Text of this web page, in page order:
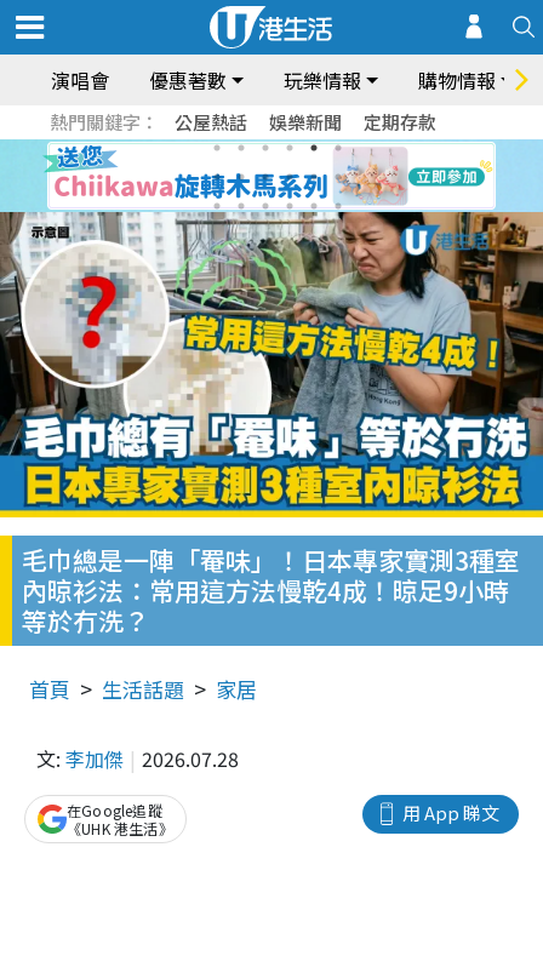
演唱會 優惠著數 玩樂情報 購物情報
熱門關鍵字： 公屋熱話 娛樂新聞 定期存款
毛巾總是一陣「罨味」！日本專家實測3種室
內晾衫法：常用這方法慢乾4成！晾足9小時
等於冇洗？
首頁 生活話題 家居
文: 李加傑 2026.07.28
用 App 睇文
在Google追蹤
《UHK 港生活》